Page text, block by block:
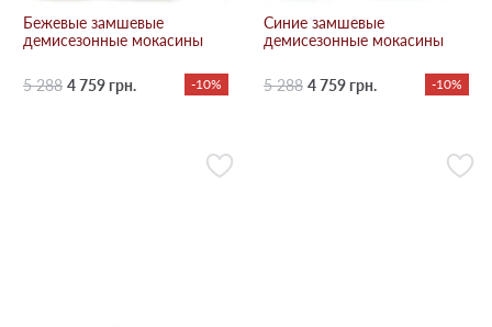
Бежевые замшевые
демисезонные мокасины
5 288 4 759 грн. -10%
Синие замшевые
демисезонные мокасины
5 288 4 759 грн. -10%